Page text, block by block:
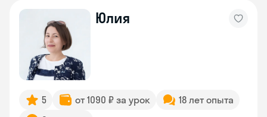
Юлия
5 от 1090 ₽ за урок
18 лет опыта